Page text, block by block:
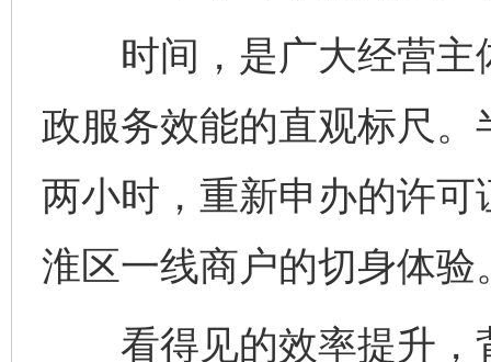
时间，是广大经营主
政服务效能的直观标尺
两小时，重新申办的许
淮区一线商户的切身体验
看得见的效率提升，